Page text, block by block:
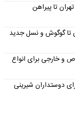
تا پیراهن
تا گوگوش و نسل جدید
زیبا، بامزه، خاص و خارجی برای انواع
دوستداران شیرینی